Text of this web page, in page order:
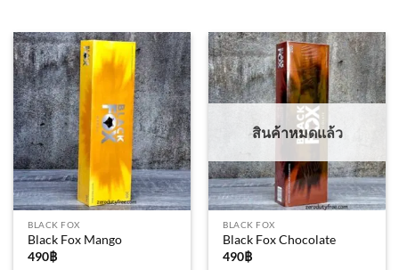
BLACK FOX
Black Fox Mango
490฿
สินค้าหมดแล้ว
BLACK FOX
Black Fox Chocolate
490฿